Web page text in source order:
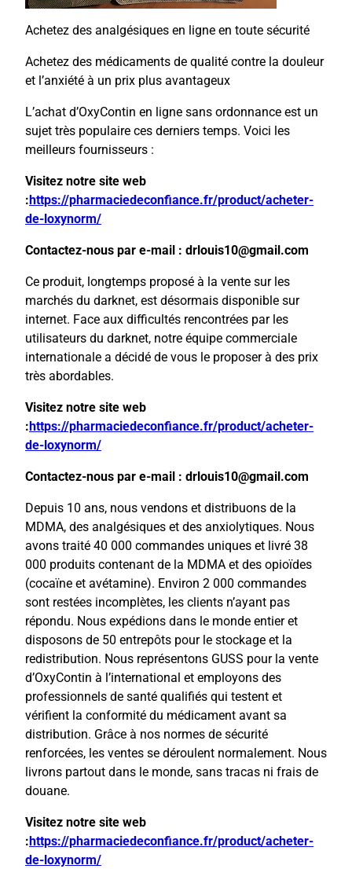
Achetez des analgésiques en ligne en toute sécurité
Achetez des médicaments de qualité contre la douleur
et l’anxiété à un prix plus avantageux
L’achat d’OxyContin en ligne sans ordonnance est un
sujet très populaire ces derniers temps. Voici les
meilleurs fournisseurs :
Visitez notre site web
: https://pharmaciedeconfiance.fr/product/acheter-
de-loxynorm/
Contactez-nous par e-mail : drlouis10@gmail.com
Ce produit, longtemps proposé à la vente sur les
marchés du darknet, est désormais disponible sur
internet. Face aux difficultés rencontrées par les
utilisateurs du darknet, notre équipe commerciale
internationale a décidé de vous le proposer à des prix
très abordables.
Visitez notre site web
: https://pharmaciedeconfiance.fr/product/acheter-
de-loxynorm/
Contactez-nous par e-mail : drlouis10@gmail.com
Depuis 10 ans, nous vendons et distribuons de la
MDMA, des analgésiques et des anxiolytiques. Nous
avons traité 40 000 commandes uniques et livré 38
000 produits contenant de la MDMA et des opioïdes
(cocaïne et avétamine). Environ 2 000 commandes
sont restées incomplètes, les clients n’ayant pas
répondu. Nous expédions dans le monde entier et
disposons de 50 entrepôts pour le stockage et la
redistribution. Nous représentons GUSS pour la vente
d’OxyContin à l’international et employons des
professionnels de santé qualifiés qui testent et
vérifient la conformité du médicament avant sa
distribution. Grâce à nos normes de sécurité
renforcées, les ventes se déroulent normalement. Nous
livrons partout dans le monde, sans tracas ni frais de
douane.
Visitez notre site web
: https://pharmaciedeconfiance.fr/product/acheter-
de-loxynorm/